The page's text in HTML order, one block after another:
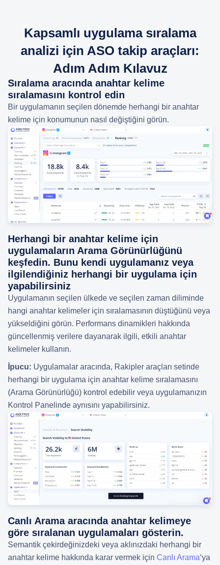
Kapsamlı uygulama sıralama
analizi için ASO takip araçları:
Adım Adım Kılavuz
Sıralama aracında anahtar kelime
sıralamasını kontrol edin
Bir uygulamanın seçilen dönemde herhangi bir anahtar
kelime için konumunun nasıl değiştiğini görün.
Herhangi bir anahtar kelime için
uygulamaların Arama Görünürlüğünü
keşfedin. Bunu kendi uygulamanız veya
ilgilendiğiniz herhangi bir uygulama için
yapabilirsiniz
Uygulamanın seçilen ülkede ve seçilen zaman diliminde
hangi anahtar kelimeler için sıralamasının düştüğünü veya
yükseldiğini görün. Performans dinamikleri hakkında
güncellenmiş verilere dayanarak ilgili, etkili anahtar
kelimeler kullanın.
İpucu: Uygulamalar aracında, Rakipler araçları setinde
herhangi bir uygulama için anahtar kelime sıralamasını
(Arama Görünürlüğü) kontrol edebilir veya uygulamanızın
Kontrol Panelinde aynısını yapabilirsiniz.
Canlı Arama aracında anahtar kelimeye
göre sıralanan uygulamaları gösterin.
Semantik çekirdeğinizdeki veya aklınızdaki herhangi bir
anahtar kelime hakkında karar vermek için Canlı Arama‘ya